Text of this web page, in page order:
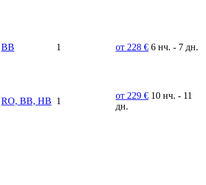
BB 1 от 228 € 6 нч. - 7 дн.
RO, BB, HB 1
от 229 € 10 нч. - 11
дн.